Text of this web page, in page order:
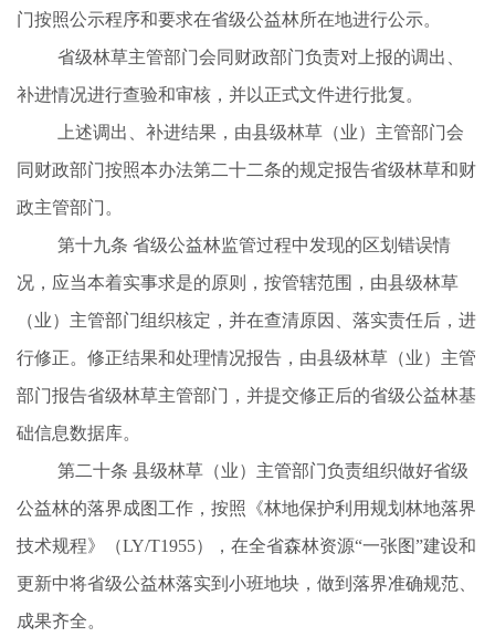
门按照公示程序和要求在省级公益林所在地进行公示。
省级林草主管部门会同财政部门负责对上报的调出、
补进情况进行查验和审核，并以正式文件进行批复。
上述调出、补进结果，由县级林草（业）主管部门会
同财政部门按照本办法第二十二条的规定报告省级林草和财
政主管部门。
第十九条 省级公益林监管过程中发现的区划错误情
况，应当本着实事求是的原则，按管辖范围，由县级林草
（业）主管部门组织核定，并在查清原因、落实责任后，进
行修正。修正结果和处理情况报告，由县级林草（业）主管
部门报告省级林草主管部门，并提交修正后的省级公益林基
础信息数据库。
第二十条 县级林草（业） 主管部门负责组织做好省级
公益林的落界成图工作，按照《林地保护利用规划林地落界
技术规程》（LY/T1955），在全省森林资源“一张图”建设和
更新中将省级公益林落实到小班地块，做到落界准确规范、
成果齐全。